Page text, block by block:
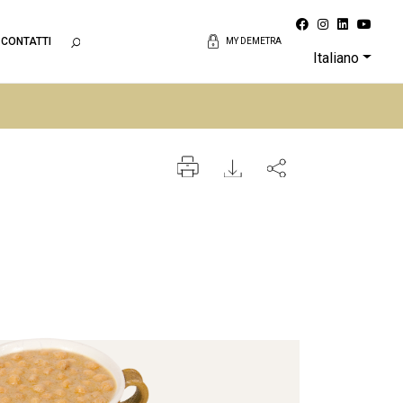
CONTATTI MY DEMETRA
Italiano